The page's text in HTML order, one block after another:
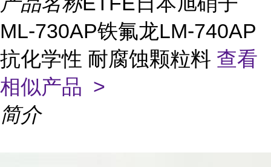
ML-730AP铁氟龙LM-740AP
抗化学性 耐腐蚀颗粒料 查看
相似产品 >
简介